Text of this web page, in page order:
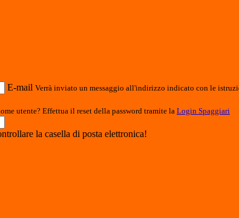
E-mail Verrà inviato un messaggio all'indirizzo indicato con le
utente? Effettua il reset della password tramite la Login Spaggiari
la casella di posta elettronica!